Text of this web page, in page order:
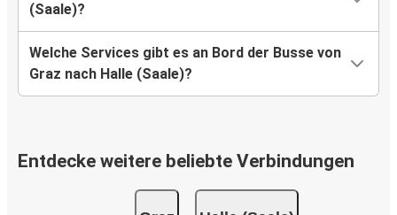
(Saale)?
Welche Services gibt es an Bord der Busse von
Graz nach Halle (Saale)?
Entdecke weitere beliebte Verbindungen